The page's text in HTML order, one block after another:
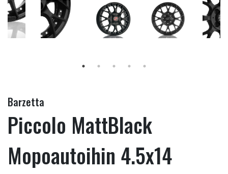
Barzetta
Piccolo MattBlack
Mopoautoihin 4.5x14